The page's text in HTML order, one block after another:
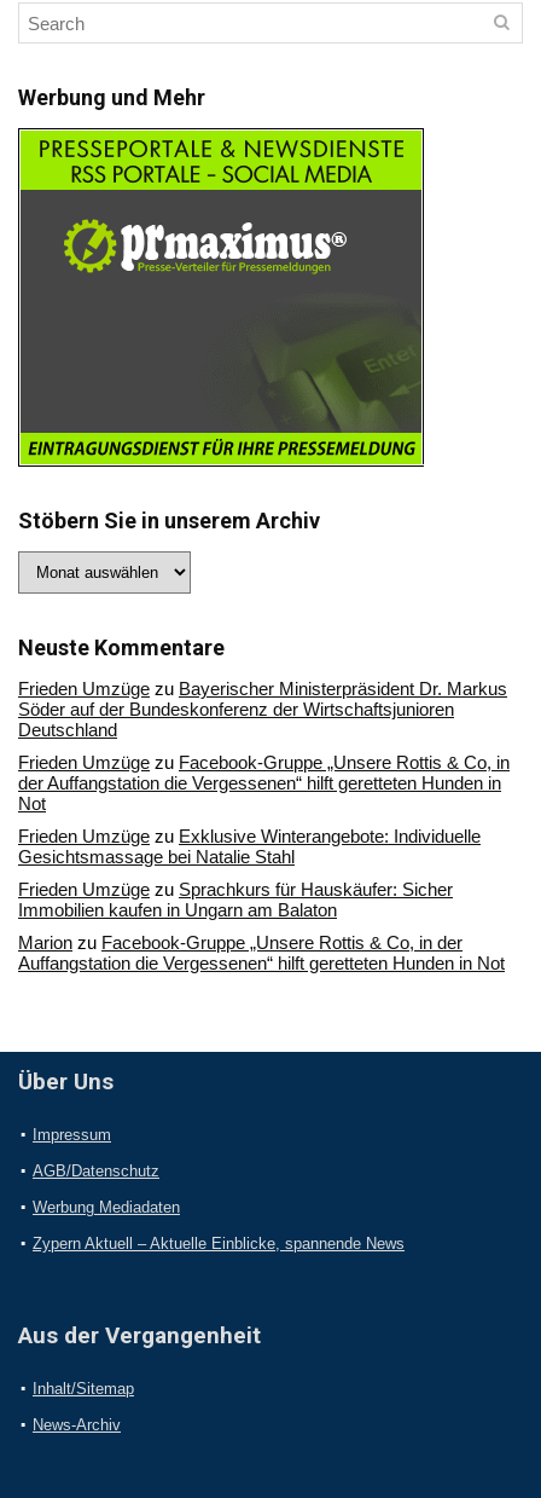
Werbung und Mehr
Stöbern Sie in unserem Archiv
Sie
Archiv
Neuste Kommentare
Frieden Umzüge zu Bayerischer Ministerpräsident Dr. Markus
Söder auf der Bundeskonferenz der Wirtschaftsjunioren
Deutschland
Frieden Umzüge zu Facebook-Gruppe „Unsere Rottis & Co, in
der Auffangstation die Vergessenen“ hilft geretteten Hunden in
Not
Frieden Umzüge zu Exklusive Winterangebote: Individuelle
Gesichtsmassage bei Natalie Stahl
Frieden Umzüge zu Sprachkurs für Hauskäufer: Sicher
Immobilien kaufen in Ungarn am Balaton
Marion zu Facebook-Gruppe „Unsere Rottis & Co, in der
Auffangstation die Vergessenen“ hilft geretteten Hunden in Not
Über Uns
Impressum
AGB/Datenschutz
Werbung Mediadaten
Zypern Aktuell – Aktuelle Einblicke, spannende News
Aus der Vergangenheit
Inhalt/Sitemap
News-Archiv